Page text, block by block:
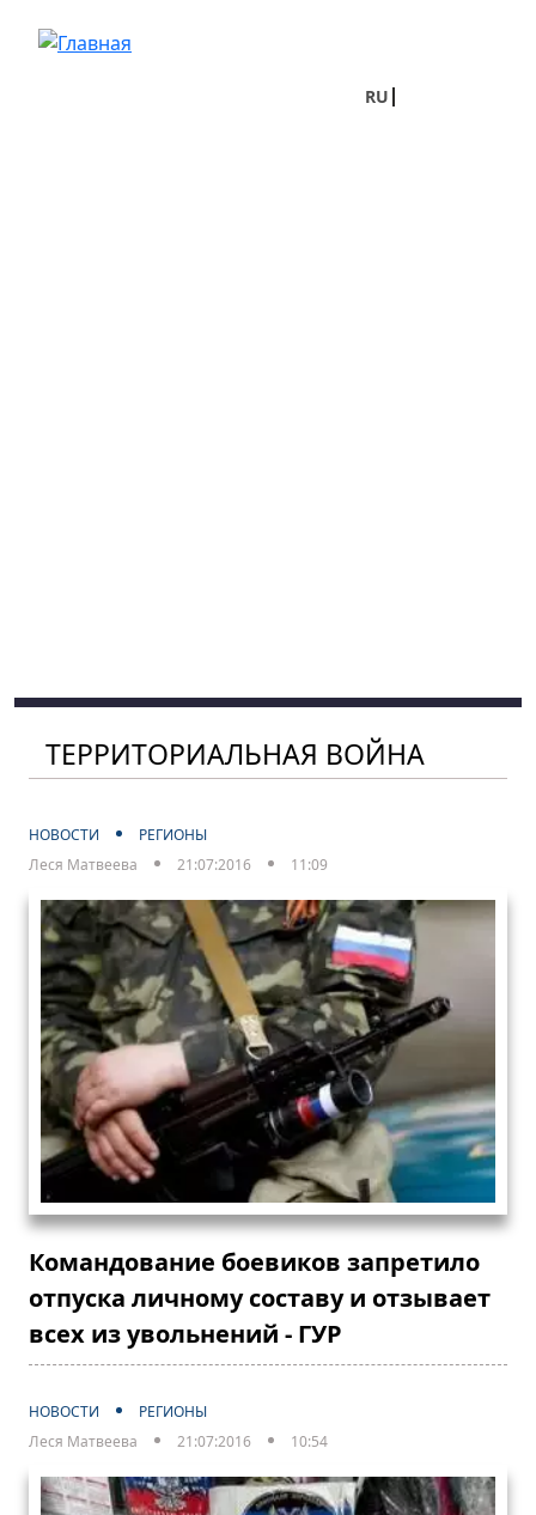
RU
ТЕРРИТОРИАЛЬНАЯ ВОЙНА
НОВОСТИ
РЕГИОНЫ
Леся Матвеева
21:07:2016 11:09
Командование боевиков запретило
отпуска личному составу и отзывает
всех из увольнений - ГУР
НОВОСТИ
РЕГИОНЫ
Леся Матвеева
21:07:2016 10:54